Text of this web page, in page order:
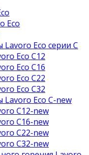
Eco
Eco серии С
Eco С12
Eco С16
Eco С22
Eco С32
Eco C-new
C12-new
C16-new
C22-new
C32-new